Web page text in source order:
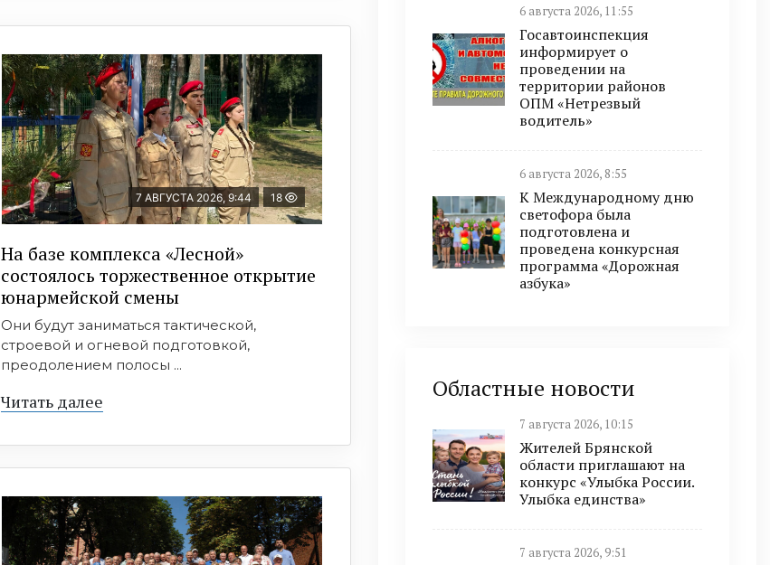
7 АВГУСТА 2026, 9:44 18
На базе комплекса «Лесной»
состоялось торжественное открытие
юнармейской смены
Они будут заниматься тактической,
строевой и огневой подготовкой,
преодолением полосы ...
Читать далее
6 августа 2026, 11:55
Госавтоинспекция
информирует о
проведении на
территории районов
ОПМ «Нетрезвый
водитель»
6 августа 2026, 8:55
К Международному дню
светофора была
подготовлена и
проведена конкурсная
программа «Дорожная
азбука»
Областные новости
7 августа 2026, 10:15
Жителей Брянской
области приглашают на
конкурс «Улыбка России.
Улыбка единства»
7 августа 2026, 9:51